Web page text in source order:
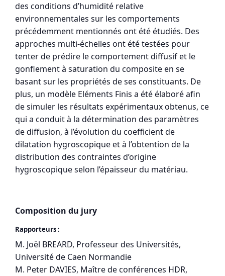
des conditions d’humidité relative
environnementales sur les comportements
précédemment mentionnés ont été étudiés. Des
approches multi-échelles ont été testées pour
tenter de prédire le comportement diffusif et le
gonflement à saturation du composite en se
basant sur les propriétés de ses constituants. De
plus, un modèle Eléments Finis a été élaboré afin
de simuler les résultats expérimentaux obtenus, ce
qui a conduit à la détermination des paramètres
de diffusion, à l’évolution du coefficient de
dilatation hygroscopique et à l’obtention de la
distribution des contraintes d’origine
hygroscopique selon l’épaisseur du matériau.
Composition du jury
Rapporteurs :
M. Joël BREARD, Professeur des Universités,
Université de Caen Normandie
M. Peter DAVIES, Maître de conférences HDR,